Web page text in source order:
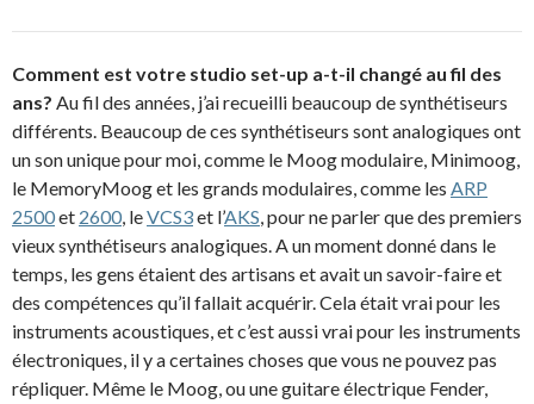
Comment est votre studio set-up a-t-il changé au fil des
ans? Au fil des années, j’ai recueilli beaucoup de synthétiseurs
différents. Beaucoup de ces synthétiseurs sont analogiques ont
un son unique pour moi, comme le Moog modulaire, Minimoog,
le MemoryMoog et les grands modulaires, comme les ARP
2500et 2600, leVCS3et l’AKS, pour ne parler que des premiers
vieux synthétiseurs analogiques. A un moment donné dans le
temps, les gens étaient des artisans et avait un savoir-faire et
des compétences qu’il fallait acquérir. Cela était vrai pour les
instruments acoustiques, et c’est aussi vrai pour les instruments
électroniques, il y a certaines choses que vous ne pouvez pas
répliquer. Même le Moog, ou une guitare électrique Fender,